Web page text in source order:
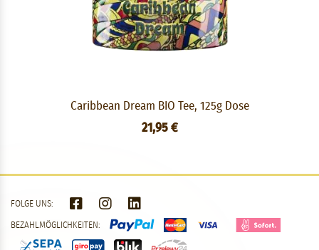
Caribbean Dream BIO Tee, 125g Dose
21,95 €
FOLGE UNS:
BEZAHLMÖGLICHKEITEN: